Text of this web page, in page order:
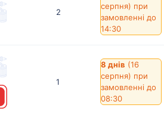
2
серпня) при
замовленні до
14:30
1
8 днів (16
серпня) при
замовленні до
08:30